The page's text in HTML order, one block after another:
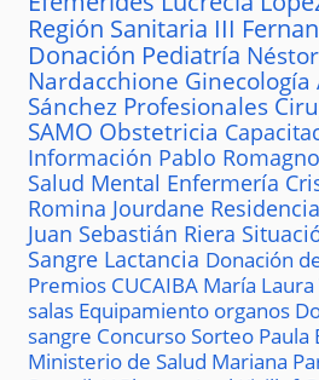
Región Sanitaria III
Donación Pediatría Néstor
Nardacchione Ginecología
Sánchez Profesionales
SAMO Obstetricia
Información Pablo
Salud Mental Enfermería
Romina Jourdane
Juan Sebastián Riera
Sangre Lactancia Donación
Premios CUCAIBA María
salas Equipamiento organos
sangre ConcursoSorteo Paula
Ministerio de Salud Mariana